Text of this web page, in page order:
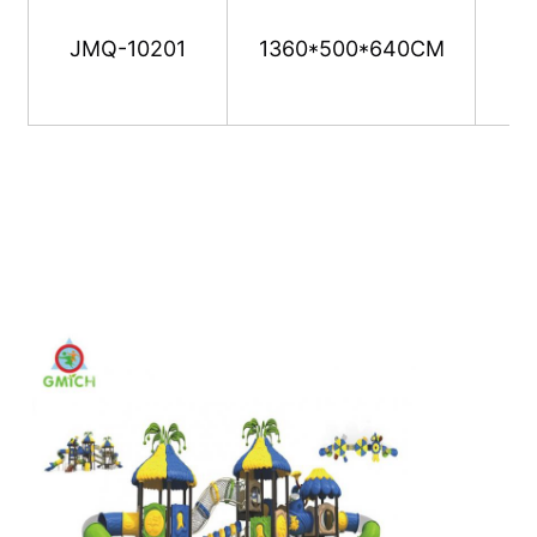
Le grand glissement d'eau
Équipement de parc aquatique
JMQ-10201 1360*500*640CM